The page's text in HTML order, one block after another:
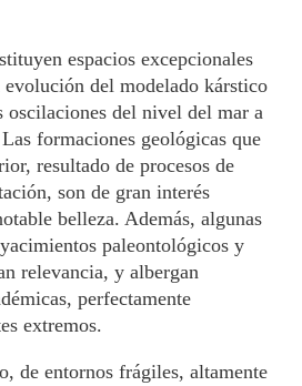
espacios excepcionales
del modelado kárstico
oscilaciones del nivel del mar a
formaciones geológicas que
resultado de procesos de
son de gran interés
belleza. Además, algunas
paleontológicos y
relevancia, y albergan
perfectamente
extremos.
de entornos frágiles, altamente